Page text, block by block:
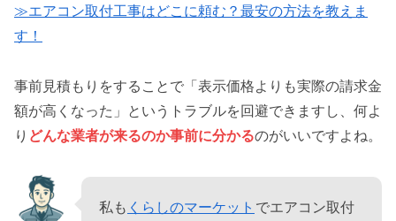
≫エアコン取付工事はどこに頼む？最安の方法を教えま
す！
事前見積もりをすることで「表示価格よりも実際の請求金
額が高くなった」というトラブルを回避できますし、何よ
り どんな業者が来るのか事前に分かるのがいいですよね。
私も くらしのマーケット でエアコン取付